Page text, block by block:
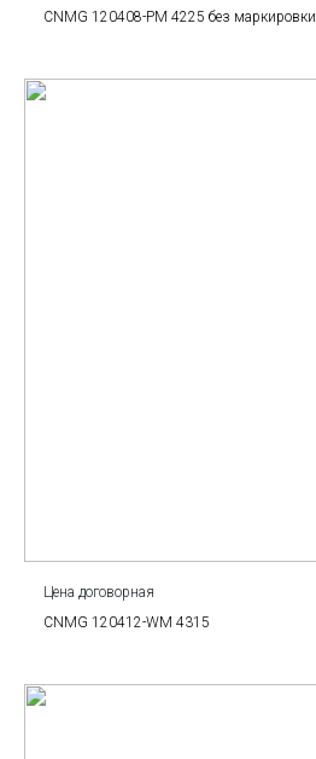
CNMG 120408-PM 4225 без маркировки
Цена договорная
CNMG 120412-WM 4315